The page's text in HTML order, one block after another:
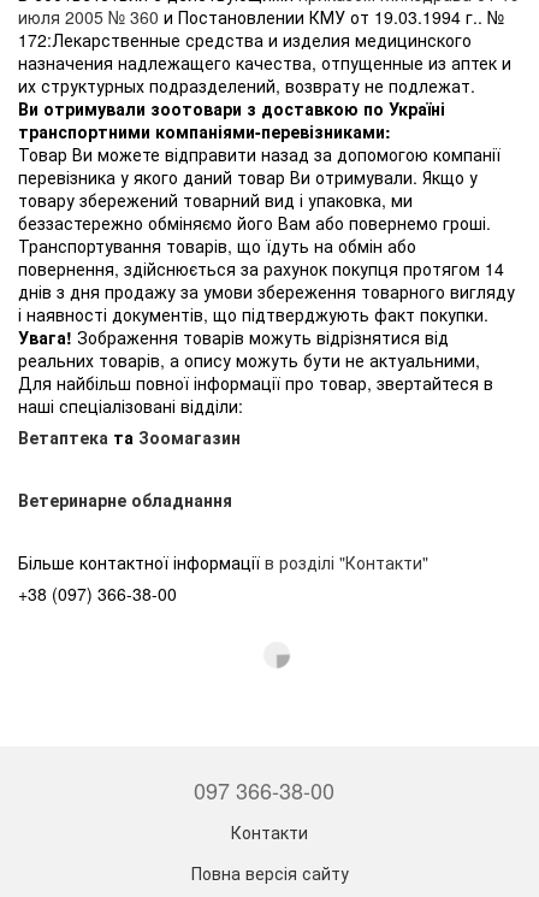
июля 2005 № 360 и Постановлении КМУ от 19.03.1994 г.. №
172:Лекарственные средства и изделия медицинского
назначения надлежащего качества, отпущенные из аптек и
их структурных подразделений, возврату не подлежат.
Ви отримували зоотовари з доставкою по Україні
транспортними компаніями-перевізниками:
Товар Ви можете відправити назад за допомогою компанії
перевізника у якого даний товар Ви отримували. Якщо у
товару збережений товарний вид і упаковка, ми
беззастережно обміняємо його Вам або повернемо гроші.
Транспортування товарів, що їдуть на обмін або
повернення, здійснюється за рахунок покупця протягом 14
днів з дня продажу за умови збереження товарного вигляду
і наявності документів, що підтверджують факт покупки.
Увага! Зображення товарів можуть відрізнятися від
реальних товарів, а опису можуть бути не актуальними,
Для найбільш повної інформації про товар, звертайтеся в
наші спеціалізовані відділи:
Ветаптека та Зоомагазин
Ветеринарне обладнання
Більше контактної інформації в розділі "Контакти"
+38 (097) 366-38-00
097 366-38-00
Контакти
Повна версія сайту